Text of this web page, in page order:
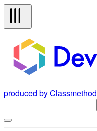
produced by Classmethod